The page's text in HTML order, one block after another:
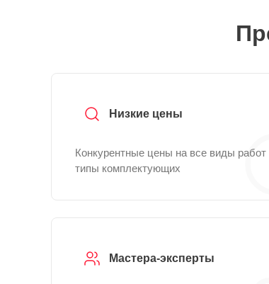
Низкие цены
Конкурентные цены на все виды работ
типы комплектующих
Мастера-эксперты